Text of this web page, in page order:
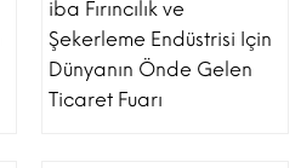
iba Fırıncılık ve
Şekerleme Endüstrisi Için
Dünyanın Önde Gelen
Ticaret Fuarı